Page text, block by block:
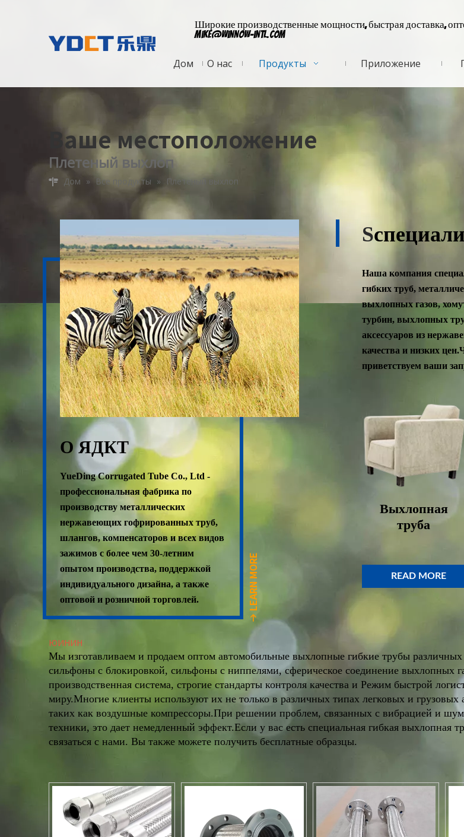
Широкие производственные мощности, быстрая доставка,
mike@winnow-intl.com
Дом О нас Продукты Приложение
Ваше местоположение
Плетеный выхлоп
Дом » Все продукты » Плетеный выхлоп
О ЯДКТ
YueDing Corrugated Tube Co., Ltd -
профессиональная фабрика по
производству металлических
нержавеющих гофрированных труб,
шлангов, компенсаторов и всех видов
зажимов с более чем 30-летним
опытом производства, поддержкой
индивидуального дизайна, а также
оптовой и розничной торговлей.
LEARN MORE
LEARN MORE
S
Наша компания
гибких труб,
выхлопных газов,
турбин, выхлопных
аксессуаров из
качества и низких
приветствуем ваши
Выхлопная
труба
READ MORE
ЮИНИН
Мы изготавливаем и продаем оптом автомобильные выхлопные гибкие трубы
сильфоны с блокировкой, сильфоны с ниппелями, сферическое соединение выхлопных
производственная система, строгие стандарты контроля качества и Режим быстрой
миру.Многие клиенты используют их не только в различных типах легковых и
таких как воздушные компрессоры.При решении проблем, связанных с вибрацией и
техники, это дает немедленный эффект.Если у вас есть специальная гибкая выхлопная
связаться с нами. Вы также можете получить бесплатные образцы.